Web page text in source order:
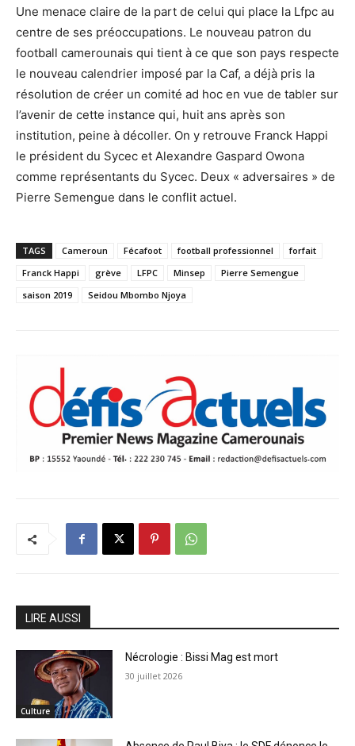
Une menace claire de la part de celui qui place la Lfpc au
centre de ses préoccupations. Le nouveau patron du
football camerounais qui tient à ce que son pays respecte
le nouveau calendrier imposé par la Caf, a déjà pris la
résolution de créer un comité ad hoc en vue de tabler sur
l’avenir de cette instance qui, huit ans après son
institution, peine à décoller. On y retrouve Franck Happi
le président du Sycec et Alexandre Gaspard Owona
comme représentants du Sycec. Deux « adversaires » de
Pierre Semengue dans le conflit actuel.
TAGS Cameroun Fécafoot football professionnel
forfait
Franck Happi
grève LFPC Minsep
Pierre Semengue
saison 2019
Seidou Mbombo Njoya
LIRE AUSSI
Culture
Nécrologie : Bissi Mag est mort
30 juillet 2026